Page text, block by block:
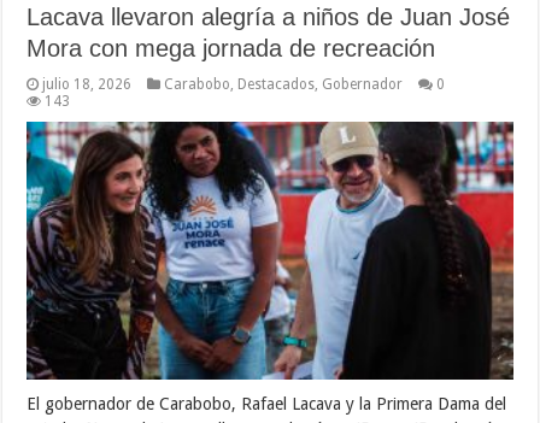
Lacava llevaron alegría a niños de Juan José
Mora con mega jornada de recreación
julio 18, 2026 Carabobo Destacados Gobernador
0
143
El gobernador de Carabobo, Rafael Lacava y la Primera Dama del